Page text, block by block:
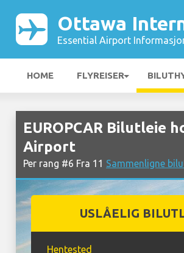
Ottawa
Essential Airport
HOME FLYREISER
EUROPCAR Bilutleie
Airport
Per rang #6 Fra 11 Sammenligne
USLÅELIG
Hentested